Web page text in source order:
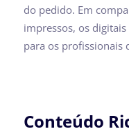
do pedido. Em
impressos, os
para os profissionais
Conteúdo